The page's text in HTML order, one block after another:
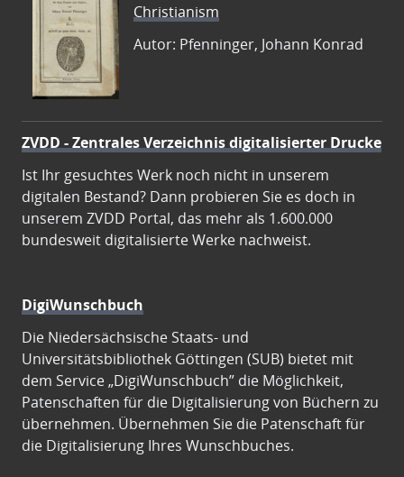
Christianism
Autor: Pfenninger, Johann Konrad
ZVDD - Zentrales Verzeichnis digitalisierter Drucke
Ist Ihr gesuchtes Werk noch nicht in unserem
digitalen Bestand? Dann probieren Sie es doch in
unserem ZVDD Portal, das mehr als 1.600.000
bundesweit digitalisierte Werke nachweist.
DigiWunschbuch
Die Niedersächsische Staats- und
Universitätsbibliothek Göttingen (SUB) bietet mit
dem Service „DigiWunschbuch” die Möglichkeit,
Patenschaften für die Digitalisierung von Büchern zu
übernehmen. Übernehmen Sie die Patenschaft für
die Digitalisierung Ihres Wunschbuches.